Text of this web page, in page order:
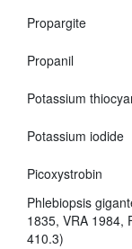
Propargite
Propanil
Potassium
Potassium iodide
Picoxystrobin
Phlebiopsis
1835, VRA 1984,
410.3)